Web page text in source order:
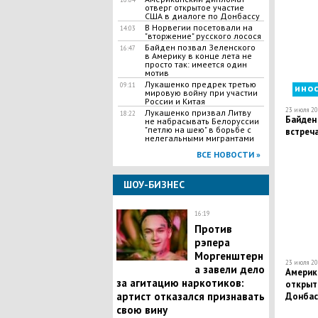
отверг открытое участие
США в диалоге по Донбассу
14:03
В Норвегии посетовали на
"вторжение" русского лосося
16:47
Байден позвал Зеленского
в Америку в конце лета не
просто так: имеется один
мотив
09:11
Лукашенко предрек третью
мировую войну при участии
России и Китая
18:22
Лукашенко призвал Литву
не набрасывать Белоруссии
"петлю на шею" в борьбе с
нелегальными мигрантами
ВСЕ НОВОСТИ »
ШОУ-БИЗНЕС
16:19
Против
рэпера
Моргенштерн
а завели дело
за агитацию наркотиков:
артист отказался признавать
свою вину
23 июля
Байден
23 июля